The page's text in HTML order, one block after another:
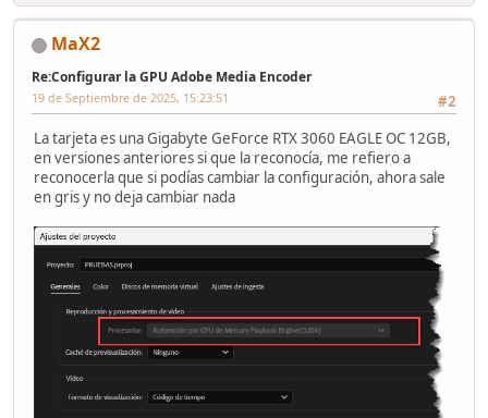
MaX2
Re:Configurar la GPU Adobe Media Encoder
#2
19 de Septiembre de 2025, 15:23:51
La tarjeta es una Gigabyte GeForce RTX 3060 EAGLE OC 12GB,
en versiones anteriores si que la reconocía, me refiero a
reconocerla que si podías cambiar la configuración, ahora sale
en gris y no deja cambiar nada